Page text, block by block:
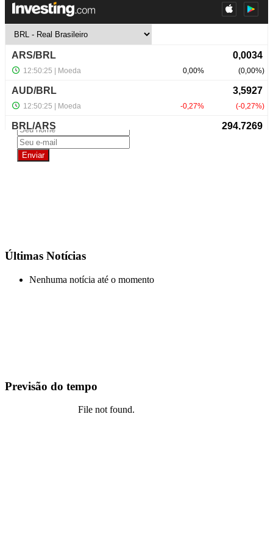
+ Detalhes
R$ 1.500.000,00
NewsLetter
Últimas Notícias
Nenhuma notícia até o momento
Previsão do tempo